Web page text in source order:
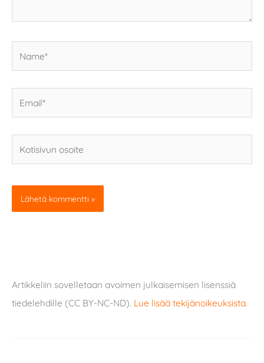
osoite
Artikkeliin sovelletaan avoimen julkaisemisen lisenssiä
tiedelehdille (CC BY-NC-ND). Lue lisää tekijänoikeuksista.